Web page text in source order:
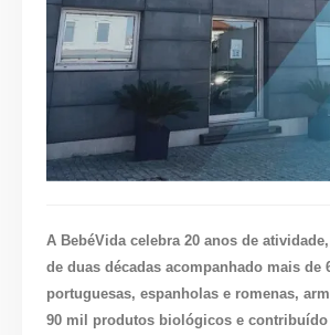
A BebéVida celebra 20 anos de
de duas décadas acompanhado mais de
portuguesas, espanholas e romenas,
90 mil produtos biológicos e contribuído